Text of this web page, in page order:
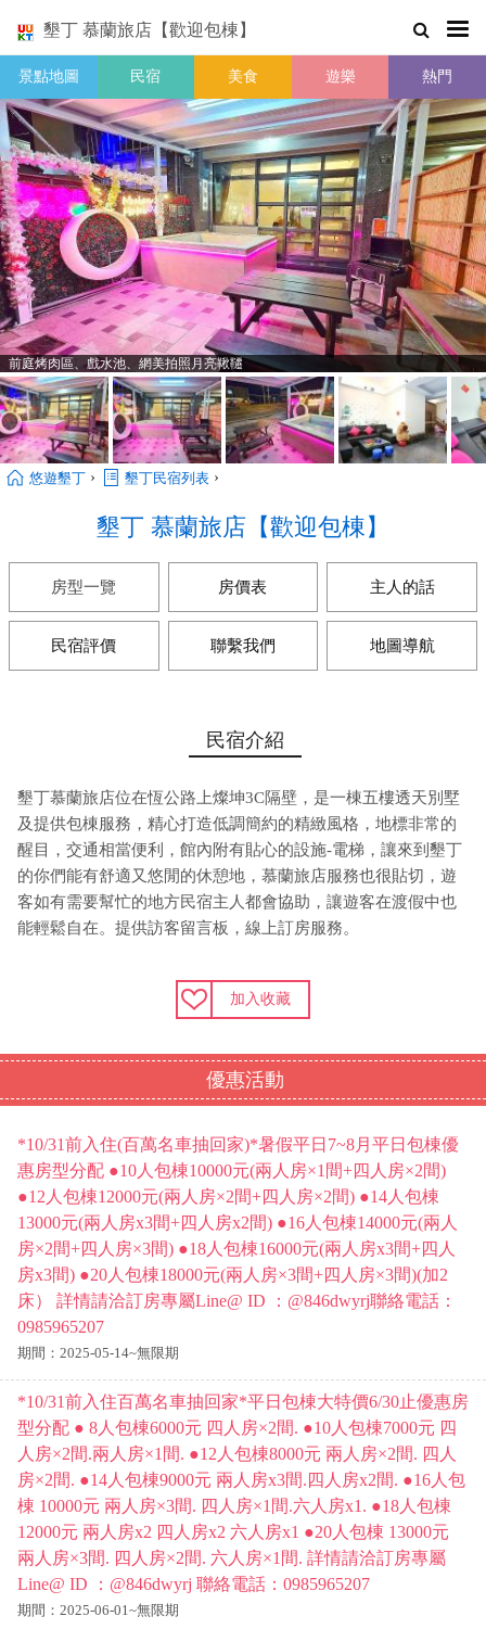
墾丁 慕蘭旅店【歡迎包棟】
景點地圖 民宿 美食 遊樂 熱門
前庭烤肉區、戲水池、網美拍照月亮鞦韆
悠遊墾丁 › 墾丁民宿列表 ›
墾丁 慕蘭旅店【歡迎包棟】
房型一覽 房價表 主人的話
民宿評價 聯繫我們 地圖導航
民宿介紹
墾丁慕蘭旅店位在恆公路上燦坤3C隔壁，是一棟五樓透天別墅
及提供包棟服務，精心打造低調簡約的精緻風格，地標非常的
醒目，交通相當便利，館內附有貼心的設施-電梯，讓來到墾丁
的你們能有舒適又悠閒的休憩地，慕蘭旅店服務也很貼切，遊
客如有需要幫忙的地方民宿主人都會協助，讓遊客在渡假中也
能輕鬆自在。提供訪客留言板，線上訂房服務。
加入收藏
優惠活動
*10/31前入住(百萬名車抽回家)*暑假平日7~8月平日包棟優
惠房型分配 ●10人包棟10000元(兩人房×1間+四人房×2間)
●12人包棟12000元(兩人房×2間+四人房×2間) ●14人包棟
13000元(兩人房x3間+四人房x2間) ●16人包棟14000元(兩人
房×2間+四人房×3間) ●18人包棟16000元(兩人房x3間+四人
房x3間) ●20人包棟18000元(兩人房×3間+四人房×3間)(加2
床） 詳情請洽訂房專屬Line@ ID ：@846dwyrj聯絡電話：
0985965207
期間：2025-05-14~無限期
*10/31前入住百萬名車抽回家*平日包棟大特價6/30止優惠房
型分配 ● 8人包棟6000元 四人房×2間. ●10人包棟7000元 四
人房×2間.兩人房×1間. ●12人包棟8000元 兩人房×2間. 四人
房×2間. ●14人包棟9000元 兩人房x3間.四人房x2間. ●16人包
棟 10000元 兩人房×3間. 四人房×1間.六人房x1. ●18人包棟
12000元 兩人房x2 四人房x2 六人房x1 ●20人包棟 13000元
兩人房×3間. 四人房×2間. 六人房×1間. 詳情請洽訂房專屬
Line@ ID ：@846dwyrj 聯絡電話：0985965207
期間：2025-06-01~無限期